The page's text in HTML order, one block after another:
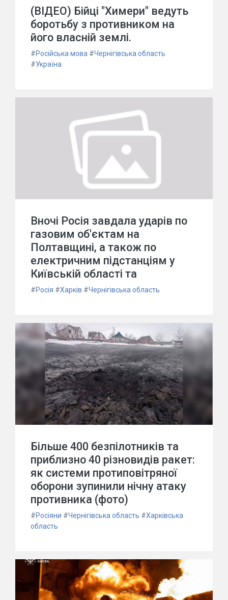
(ВІДЕО) Бійці "Химери" ведуть
боротьбу з противником на
його власній землі.
#Російська мова #Чернігівська область
#Україна
Вночі Росія завдала ударів по
газовим об'єктам на
Полтавщині, а також по
електричним підстанціям у
Київській області та
#Росія #Харків #Чернігівська область
Більше 400 безпілотників та
приблизно 40 різновидів ракет:
як системи протиповітряної
оборони зупинили нічну атаку
противника (фото)
#Росіяни #Чернігівська область #Харківська
область